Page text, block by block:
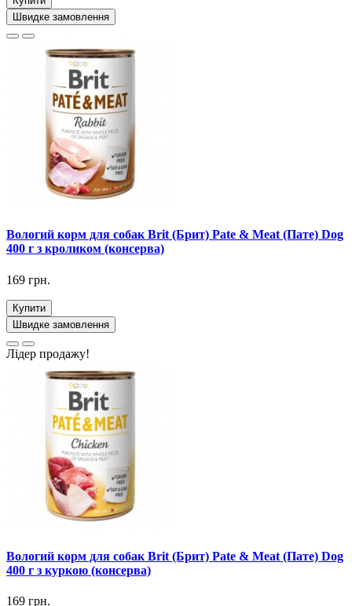
Швидке замовлення
Вологий корм для собак Brit (Брит) Pate & Meat (Пате) Dog
400 г з кроликом (консерва)
169 грн.
Купити
Швидке замовлення
Лідер продажу!
Вологий корм для собак Brit (Брит) Pate & Meat (Пате) Dog
400 г з куркою (консерва)
169 грн.